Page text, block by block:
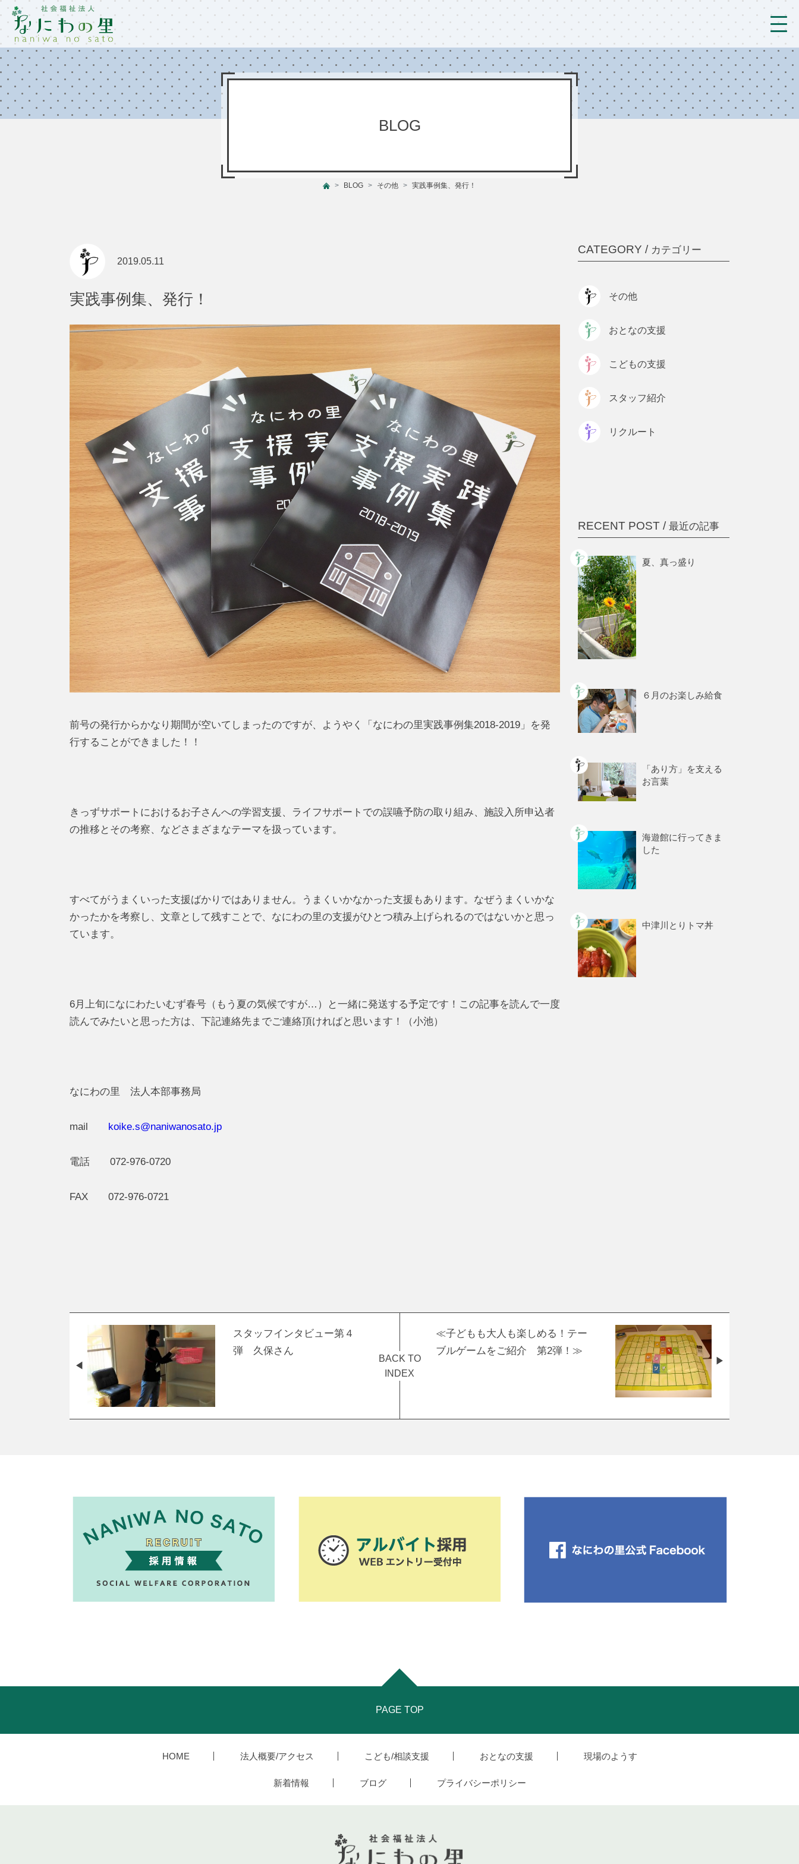
トップ
法人概要/アクセス
ブログ
BLOG
BLOG その他 実践事例集、発行！
2019.05.11
実践事例集、発行！
前号の発行からかなり期間が空いてしまったのですが、ようやく「なにわの里実践事例集2018-2019」を発
行することができました！！
きっずサポートにおけるお子さんへの学習支援、ライフサポートでの誤嚥予防の取り組み、施設入所申込者
の推移とその考察、などさまざまなテーマを扱っています。
すべてがうまくいった支援ばかりではありません。うまくいかなかった支援もあります。なぜうまくいかな
かったかを考察し、文章として残すことで、なにわの里の支援がひとつ積み上げられるのではないかと思っ
ています。
6月上旬になにわたいむず春号（もう夏の気候ですが…）と一緒に発送する予定です！この記事を読んで一度
読んでみたいと思った方は、下記連絡先までご連絡頂ければと思います！（小池）
なにわの里 法人本部事務局
mail koike.s@naniwanosato.jp
電話 072-976-0720
FAX 072-976-0721
CATEGORY / カテゴリー
その他
おとなの支援
こどもの支援
スタッフ紹介
リクルート
RECENT POST / 最近の記事
夏、真っ盛り
６月のお楽しみ給食
「あり方」を支える
お言葉
海遊館に行ってきま
した
中津川とりトマ丼
スタッフインタビュー第４
弾 久保さん
BACK TO
INDEX
≪子どもも大人も楽しめる！テー
ブルゲームをご紹介 第2弾！≫
PAGE TOP
HOME 法人概要/アクセス こども/相談支援 おとなの支援 現場のようす
新着情報 ブログ プライバシーポリシー